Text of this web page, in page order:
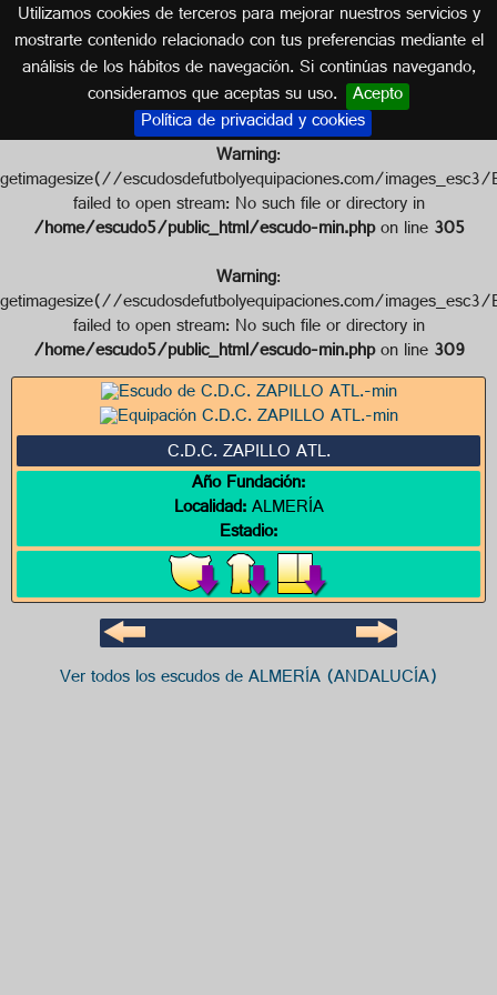
Utilizamos cookies de terceros para mejorar nuestros servicios y
mostrarte contenido relacionado con tus preferencias mediante el
análisis de los hábitos de navegación. Si continúas navegando,
consideramos que aceptas su uso. Acepto
Política de privacidad y cookies
Escudo de C.D.C. ZAPILLO ATL.
ALMERÍA (ANDALUCÍA)
Warning:
getimagesize(//escudosdefutbolyequipaciones.com/
failed to open stream: No such file or directory in
/home/escudo5/public_html/escudo-min.phpon line305
Warning:
getimagesize(//escudosdefutbolyequipaciones.com/
failed to open stream: No such file or directory in
/home/escudo5/public_html/escudo-min.phpon line309
C.D.C. ZAPILLO ATL.
Año Fundación:
Localidad:ALMERÍA
Estadio:
Ver todos los escudos de ALMERÍA (ANDALUCÍA)